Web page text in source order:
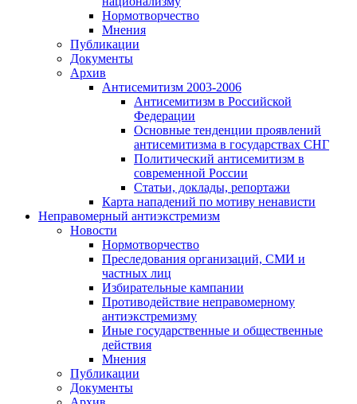
Нормотворчество
Мнения
Публикации
Документы
Архив
Антисемитизм 2003-2006
Антисемитизм в Российской
Федерации
Основные тенденции проявлений
антисемитизма в государствах СНГ
Политический антисемитизм в
современной России
Статьи, доклады, репортажи
Карта нападений по мотиву ненависти
Неправомерный антиэкстремизм
Новости
Нормотворчество
Преследования организаций, СМИ и
частных лиц
Избирательные кампании
Противодействие неправомерному
антиэкстремизму
Иные государственные и общественные
действия
Мнения
Публикации
Документы